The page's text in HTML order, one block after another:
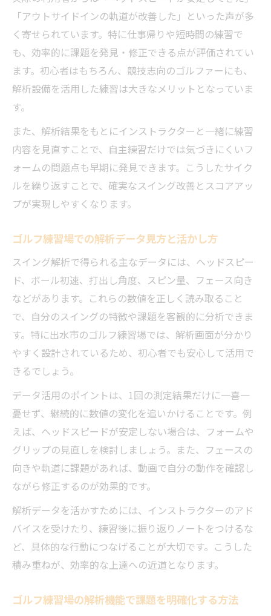
「アウトサイドインの軌道が改善した」といった声が多
く寄せられています。特に仕事帰りや短時間の練習で
も、効率的に課題を発見・修正できる点が評価されてい
ます。初心者はもちろん、競技志向のゴルファーにも、
解析設備を活用した練習は大きなメリットとなっていま
す。
また、解析結果をもとにインストラクターと一緒に練習
内容を見直すことで、自主練習だけでは気づきにくいフ
ォームの問題点も早期に発見できます。こうしたサイク
ルを繰り返すことで、確実なスイング改善とスコアアッ
プが実現しやすくなります。
ゴルフ練習場での解析データ見方と活かし方
スイング解析で得られる主なデータには、ヘッドスピー
ド、ボール初速、打出し角度、スピン量、フェース向き
などがあります。これらの数値を正しく読み取ること
で、自分のスイングの特徴や課題を客観的に分析できま
す。特に出水市のゴルフ練習場では、解析画面が分かり
やすく設計されているため、初心者でも安心して活用で
きるでしょう。
データ活用のポイントは、1回の測定結果だけに一喜一
憂せず、継続的に数値の変化を追いかけることです。例
えば、ヘッドスピードが安定しない場合は、フォームや
グリップの見直しを検討しましょう。また、フェースの
向きや軌道に課題があれば、動画で自分の動作を確認し
ながら修正するのが効果的です。
解析データを活かすためには、インストラクターのアド
バイスを受けたり、練習後に振り返りノートをつけるな
ど、具体的な行動につなげることが大切です。こうした
積み重ねが、効率的な上達への近道となります。
ゴルフ練習場の解析機能で課題を明確化する方法